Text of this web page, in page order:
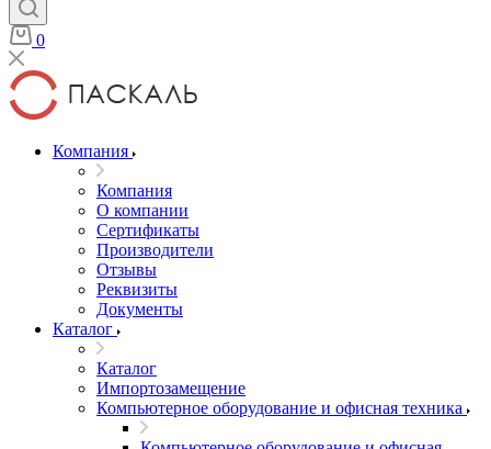
0
Компания
Компания
О компании
Сертификаты
Производители
Отзывы
Реквизиты
Документы
Каталог
Каталог
Импортозамещение
Компьютерное оборудование и офисная техника